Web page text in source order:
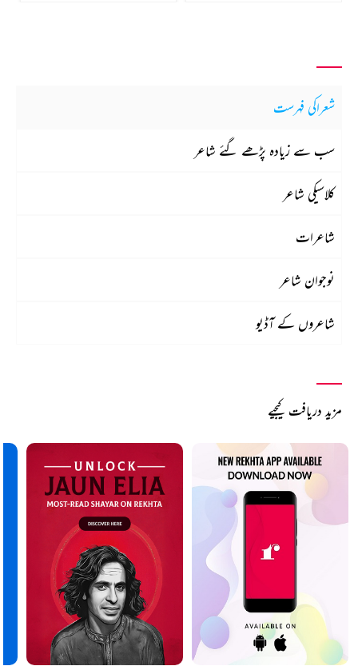
شعراکی فہرست
سب سے زیادہ پڑھے گئے شاعر
کلاسیکی شاعر
شاعرات
نوجوان شاعر
شاعروں کے آڈیو
مزید دریافت کیجیے